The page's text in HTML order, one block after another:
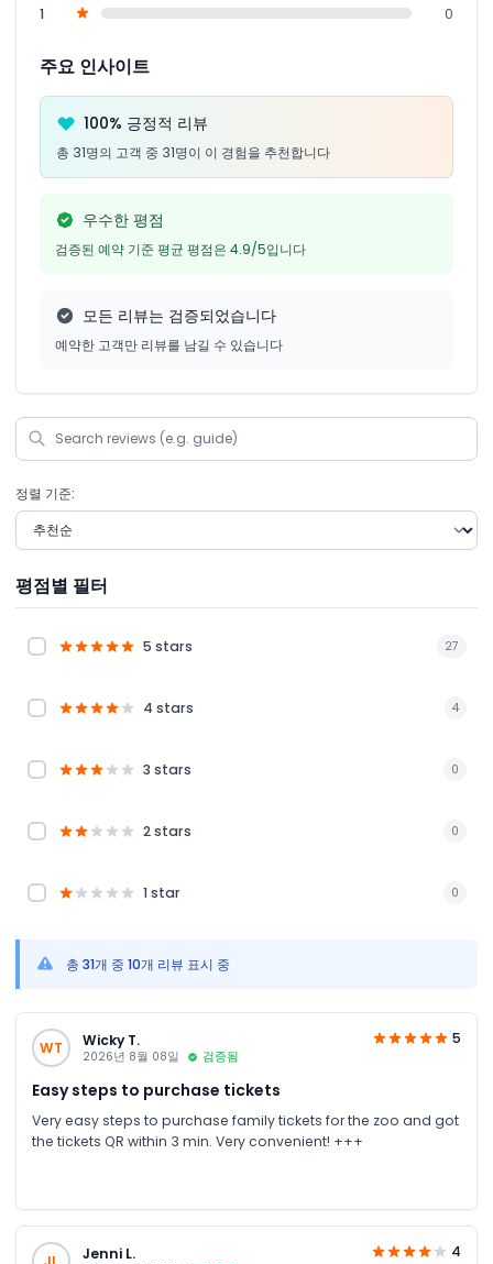
1 0
주요 인사이트
100% 긍정적 리뷰
총 31명의 고객 중 31명이 이 경험을 추천합니다
우수한 평점
검증된 예약 기준 평균 평점은 4.9/5입니다
모든 리뷰는 검증되었습니다
예약한 고객만 리뷰를 남길 수 있습니다
정렬 기준:
평점별 필터
5 stars 27
4 stars 4
3 stars 0
2 stars 0
1 star 0
총 31개 중 10개 리뷰 표시 중
WT Wicky T.
2026년 8월 08일 검증됨
5
Easy steps to purchase tickets
Very easy steps to purchase family tickets for the zoo and got
the tickets QR within 3 min. Very convenient! +++
Jenni L. 4